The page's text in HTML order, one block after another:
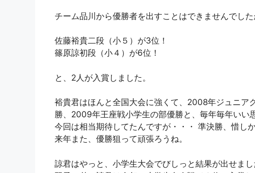
チーム品川から優勝者を出すことはできませんでした
佐藤裕貴二段（小５）が3位！
篠原諒初段（小４）が6位！
と、2人が入賞しました。
裕貴君はほんと全国大会に強くて、2008年ジュニ
勝、2009年王座戦小学生の部優勝と、毎年毎年いい
今回は相当期待してたんですが・・・ 準決勝、惜しか
来年また、優勝狙って頑張ろうね。
諒君はやっと、小学生大会でびしっと結果が出せまし